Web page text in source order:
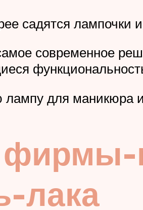
садятся лампочки
современное
для маникюра
лака